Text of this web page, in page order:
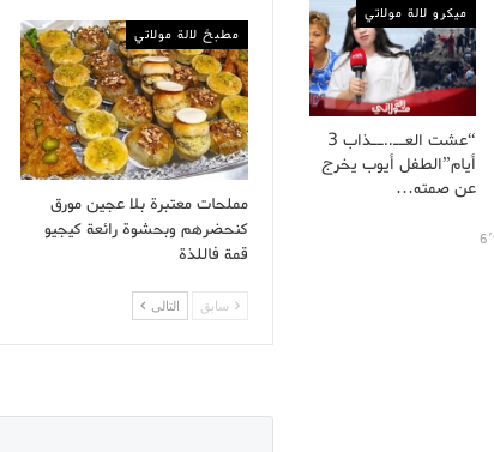
مطبخ لالة مولاتي
مملحات معتبرة بلا عجين مورق
كنحضرهم وبحشوة رائعة كيجيو
قمة فاللذة
سابق التالى
ميكرو لالة مولاتي
“عشت العــ..ــذاب 3
أيام”الطفل أيوب يخرج
عن صمته…